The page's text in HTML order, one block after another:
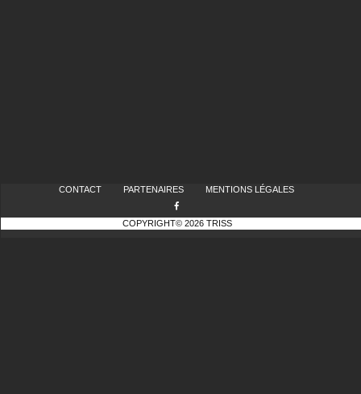
CONTACT PARTENAIRES MENTIONS LÉGALES
COPYRIGHT© 2026 TRISS